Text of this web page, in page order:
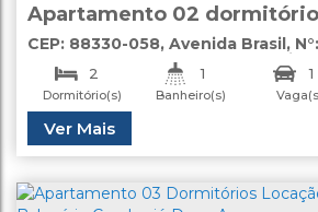
Apartamento 02
anual Balneário Camboriú
CEP: 88330-058, Avenida Brasil, N°:
Centro Balneário
Catarina
2
Dormitório(s)
1
Banheiro(s)
1
Ver Mais